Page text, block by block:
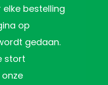
bestelling
op
gedaan.
stort